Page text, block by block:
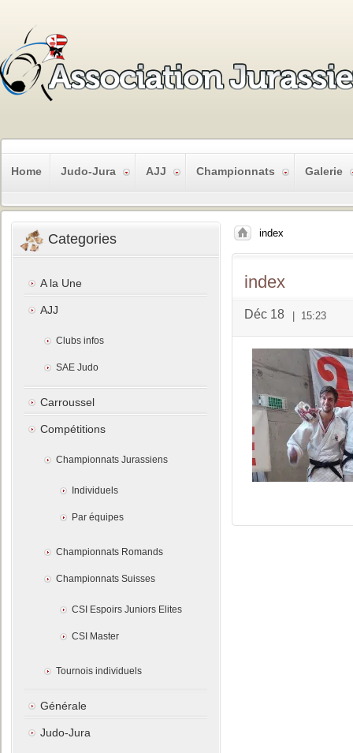
Home Judo-Jura AJJ Championnats Galerie
index
index
Déc 18 15:23
Categories
A la Une
AJJ
Clubs infos
SAE Judo
Carroussel
Compétitions
Championnats Jurassiens
Individuels
Par équipes
Championnats Romands
Championnats Suisses
CSI Espoirs Juniors Elites
CSI Master
Tournois individuels
Générale
Judo-Jura